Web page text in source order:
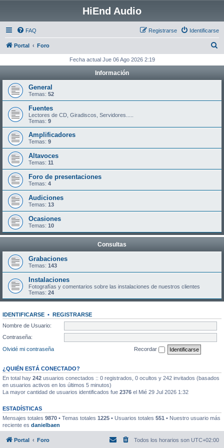
HiEnd Audio
FAQ Identificarse
Registrarse
Portal Foro
c
Fecha actual Jue 06 Ago 2026 2:19
Información
General
Temas: 52
Fuentes
Lectores de CD, Giradiscos, Servidores.....
Temas: 9
Amplificadores
Temas: 9
Altavoces
Temas: 11
Foro de presentaciones
Temas: 4
Audiciones
Temas: 13
Ocasiones
Temas: 10
Consultas
Grabaciones
Temas: 143
Instalaciones
Fotografías y comentarios sobre las instalaciones de nuestros clientes
Temas: 24
IDENTIFICARSE • REGISTRARSE
Nombre de Usuario:
Contraseña:
Olvidé mi contraseña
Recordar
¿QUIÉN ESTÁ CONECTADO?
En total hay 242 usuarios conectados :: 0 registrados, 0 ocultos y 242 invitados (basados
en usuarios activos en los últimos 5 minutos)
La mayor cantidad de usuarios identificados fue 2376 el Mié 29 Jul 2026 1:32
ESTADÍSTICAS
Mensajes totales 9870 • Temas totales 1225 • Usuarios totales 551 • Nuestro usuario más
reciente es danielbaen
Portal Foro Todos los horarios son UTC+02:00